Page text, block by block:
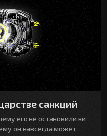
санкций
его не остановили ни
он навсегда может